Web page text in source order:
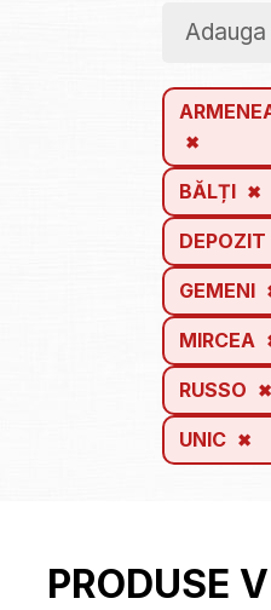
BĂLȚI
DEPOZIT
GEMENI
MIRCEA
RUSSO
UNIC
PRODUSE